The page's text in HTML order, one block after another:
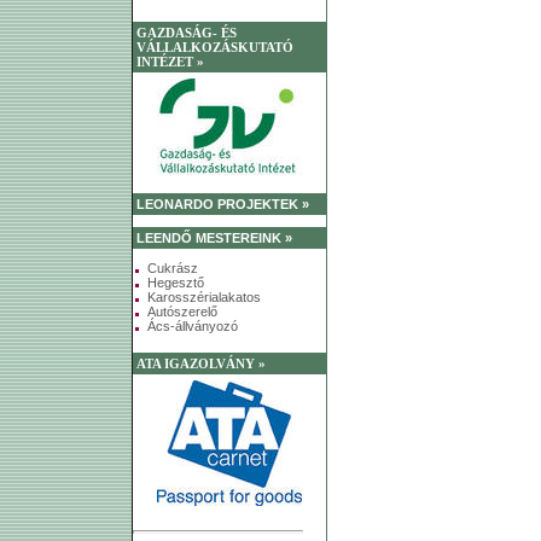
GAZDASÁG- ÉS
VÁLLALKOZÁSKUTATÓ
INTÉZET »
LEONARDO PROJEKTEK »
LEENDŐ MESTEREINK »
Cukrász
Hegesztő
Karosszérialakatos
Autószerelő
Ács-állványozó
ATA IGAZOLVÁNY »